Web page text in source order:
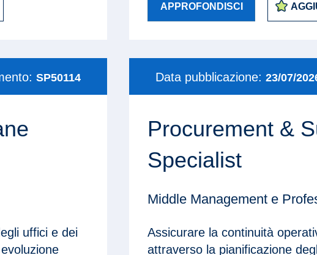
APPROFONDISCI
SP50114
uffici e dei
Data pubblicazione:23/07/
Procurement &
Specialist
Middle Management e
Assicurare la continuità
attraverso la pianificazione